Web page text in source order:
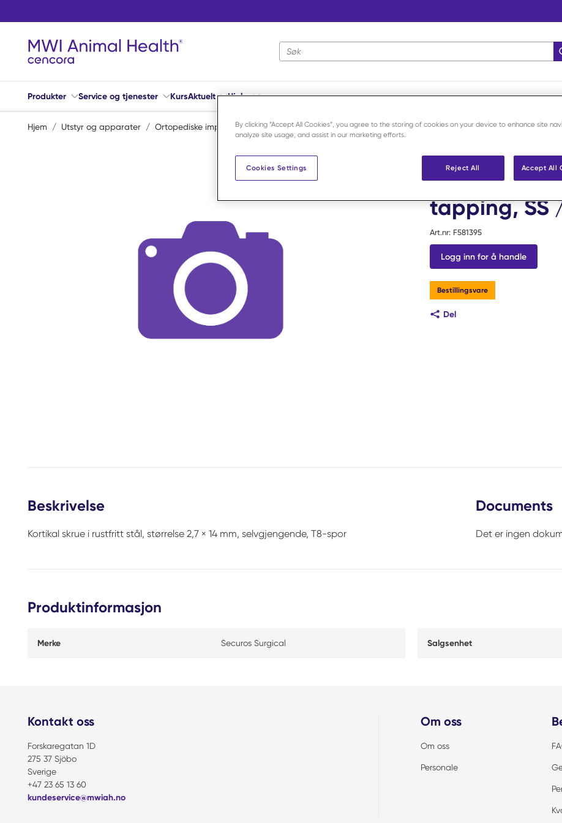
Nettstedsøk
Produkter Service og tjenester KursAktuelt Hjelp
Hjem / Utstyr og apparater / Ortopediske implantater / Skrue / 2,7x14 mm Cortical Screw T8 self tapping, SS /stk
Securos Surgical
2,7x14 mm
tapping, SS
Art.nr: F581395
Logg inn for å handle
Bestillingsvare
Del
Beskrivelse
Kortikal skrue i rustfritt stål, størrelse 2,7 × 14 mm, selvgjengende, T8-spor
Documents
Det er ingen
Produktinformasjon
Merke Securos Surgical Salgsenhet
Kontakt oss
Forskaregatan 1D
275 37 Sjöbo
Sverige
+47 23 65 13 60
kundeservice@mwiah.no
Om oss
Om oss
Personale
By clicking “Accept All Cookies”, you agree to the storing of cookies on your device to enhance site
analyze site usage, and assist in our marketing efforts.
Reject All Accept All
Cookies Settings